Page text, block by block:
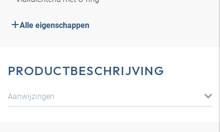
Alle eigenschappen
PRODUCTBESCHRIJVING
Aanwijzingen